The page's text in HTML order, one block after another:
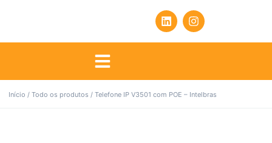
Início / Todo os produtos / Telefone IP V3501 com POE – Intelbras